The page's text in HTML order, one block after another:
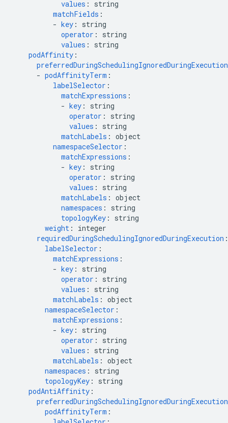
values :
string
matchFields :
- key :
string
operator :
string
values :
string
podAffinity :
preferredDuringSchedulingIgnoredDuringExecution
- podAffinityTerm :
labelSelector :
matchExpressions :
- key :
string
operator :
string
values :
string
matchLabels : object
namespaceSelector :
matchExpressions :
- key :
string
operator :
string
values :
string
matchLabels : object
namespaces :
string
topologyKey :
string
weight :
integer
requiredDuringSchedulingIgnoredDuringExecution :
labelSelector :
matchExpressions :
- key :
string
operator :
string
values :
string
matchLabels : object
namespaceSelector :
matchExpressions :
- key :
string
operator :
string
values :
string
matchLabels : object
namespaces :
string
topologyKey :
string
podAntiAffinity :
preferredDuringSchedulingIgnoredDuringExecution
podAffinityTerm :